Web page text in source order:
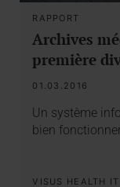
RAPPORT
Archives
première
01.03.2016
Un système
bien
VISUS HEALTH IT